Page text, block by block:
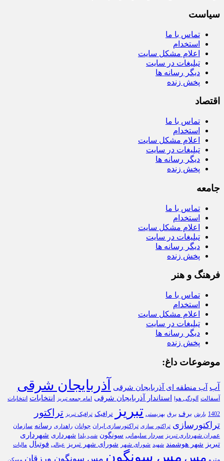
سیاست
تماس با ما
استخدام
اعلام مشکل سایت
تبلیغات در سایت
دیگر رسانه ها
پخش زنده
اقتصاد
تماس با ما
استخدام
اعلام مشکل سایت
تبلیغات در سایت
دیگر رسانه ها
پخش زنده
جامعه
تماس با ما
استخدام
اعلام مشکل سایت
تبلیغات در سایت
دیگر رسانه ها
پخش زنده
فرهنگ و هنر
تماس با ما
استخدام
اعلام مشکل سایت
تبلیغات در سایت
دیگر رسانه ها
پخش زنده
موضوعات داغ:
آب آب منطقه ای آذربایجان شرقی آذربایجان شرقی
آسفالت آلودگی هوا استاندار آذربایجان شرقی امام جمعه تبریز انتخابات انتخابات
1402 بارش برف برق بهزیستی تبریز ترافیک ترافیک تبریز تراکتور
تراکتورسازی تراکتور سازی تراکتورسازی ایران جوانان راهداری رسانه سازمان
عمران شهرداری تبریز سردار سلیمانی سونگون شب یلدا شهرداری شهرداری
تبریز شهر هوشمند شهید شورای شهر شورای شهر تبریز عینالی فوتبال مالیات
مس مس سونگون مس سونگون ورزقان